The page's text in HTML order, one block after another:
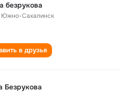
безрукова
Южно-Сахалинск
в друзья
Безрукова